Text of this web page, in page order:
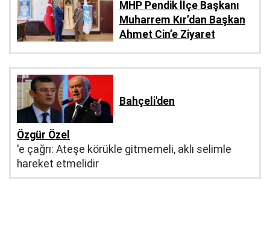
MHP Pendik İlçe Başkanı
Muharrem Kır’dan Başkan
Ahmet Cin’e Ziyaret
Bahçeli'den
Özgür Özel
'e çağrı: Ateşe körükle gitmemeli, aklı selimle
hareket etmelidir